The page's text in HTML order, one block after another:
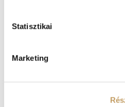
Statisztikai
Marketing
Búcsúztassuk együtt az
rendhagyó és különleges
biztos: ilyen szilveszteri
országban, de ez nem is